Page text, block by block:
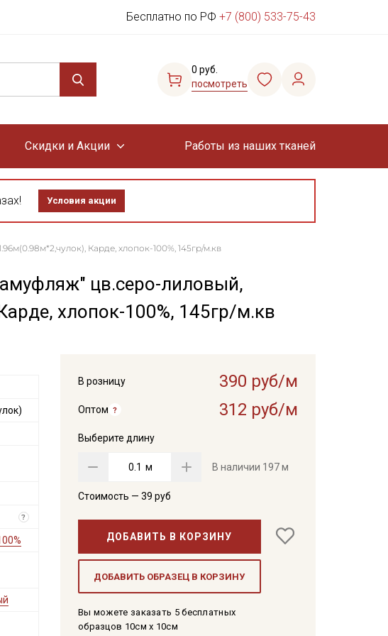
Бесплатно по РФ +7 (800) 533-75-43
0 руб.
посмотреть
Скидки и Акции Работы из наших тканей
Условия акции
Карде, хлопок-100%, 145гр/м.кв
цв.серо-лиловый,
хлопок-100%, 145гр/м.кв
В розницу 390 руб/м
Оптом 312 руб/м
Выберите длину
м В наличии 197 м
Стоимость — 39 руб
ДОБАВИТЬ В КОРЗИНУ
ДОБАВИТЬ ОБРАЗЕЦ В КОРЗИНУ
Вы можете заказать 5 бесплатных
образцов 10см x 10см
?